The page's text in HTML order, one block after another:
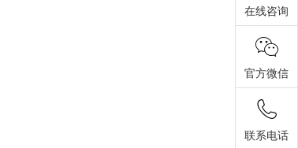
在线咨询
官方微信
联系电话